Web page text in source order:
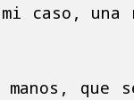
caso,
que